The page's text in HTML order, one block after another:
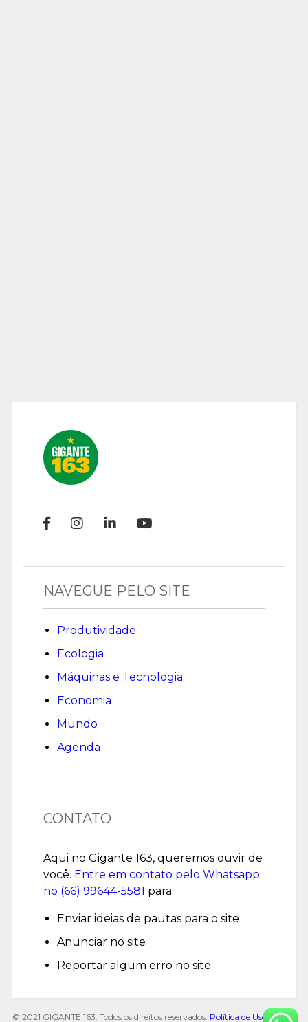
NAVEGUE PELO SITE
Produtividade
Ecologia
Máquinas e Tecnologia
Economia
Mundo
Agenda
CONTATO
Aqui no Gigante 163, queremos ouvir de
você. Entre em contato pelo Whatsapp
no (66) 99644-5581 para:
Enviar ideias de pautas para o site
Anunciar no site
Reportar algum erro no site
© 2021 GIGANTE 163. Todos os direitos reservados. Política de Uso de